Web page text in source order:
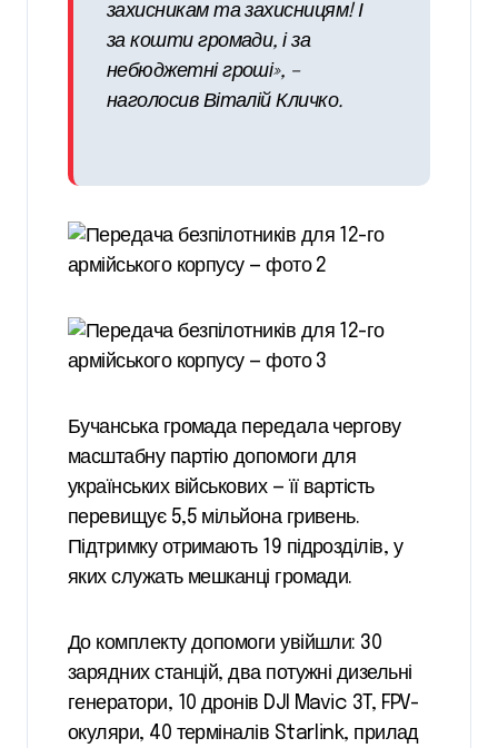
захисникам та захисницям! І
за кошти громади, і за
небюджетні гроші», –
наголосив Віталій Кличко.
Бучанська громада передала чергову
масштабну партію допомоги для
українських військових — її вартість
перевищує 5,5 мільйона гривень.
Підтримку отримають 19 підрозділів, у
яких служать мешканці громади.
До комплекту допомоги увійшли: 30
зарядних станцій, два потужні дизельні
генератори, 10 дронів DJI Mavic 3T, FPV-
окуляри, 40 терміналів Starlink, прилад